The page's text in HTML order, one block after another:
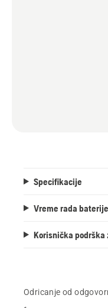
Specifikacije
Vreme rada baterije
Korisnička podrška
Odricanje od